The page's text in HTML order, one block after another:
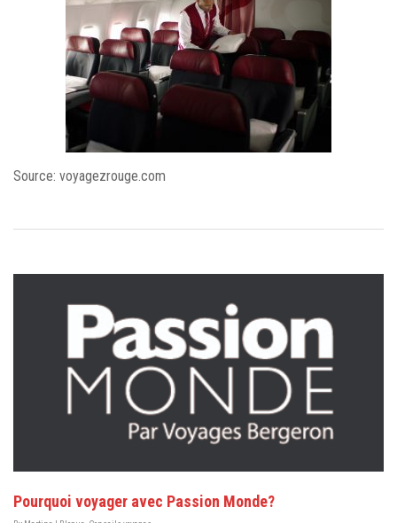
Source: voyagezrouge.com
Pourquoi voyager avec Passion Monde?